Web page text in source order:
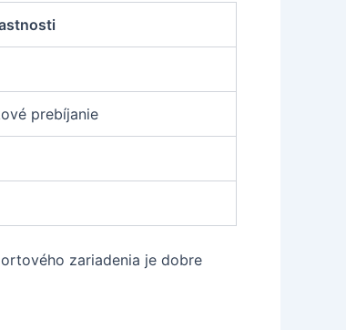
prebíjanie
zariadenia je dobre